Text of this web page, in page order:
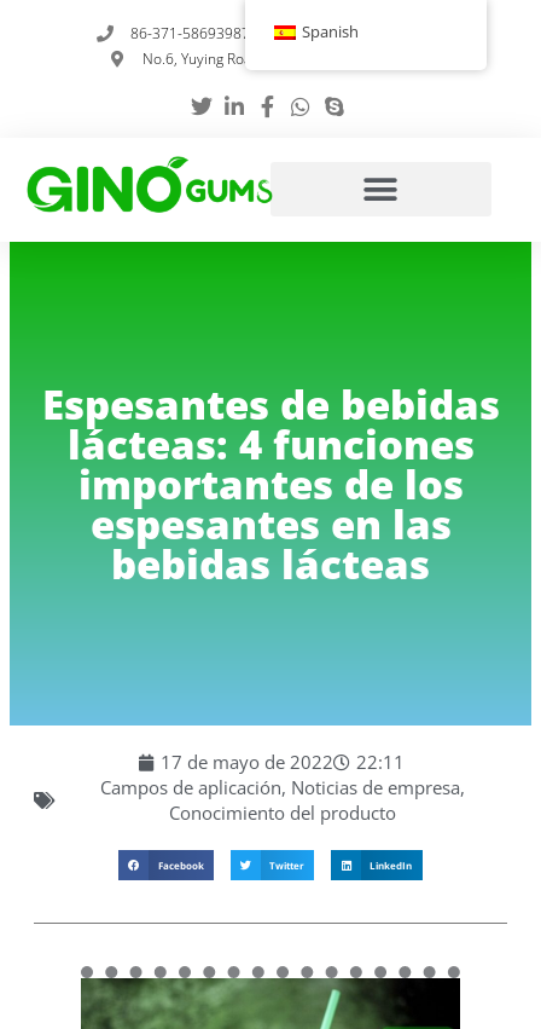
86-371-58693987
info@gumstabilizer.com
No.6, Yuying Road, Zhengzhou, Henan, China
Espesantes de bebidas
lácteas: 4 funciones
importantes de los
espesantes en las
bebidas lácteas
17 de mayo de 2022
22:11
Campos de aplicación, Noticias de empresa,
Conocimiento del producto
Facebook Twitter LinkedIn
Spanish